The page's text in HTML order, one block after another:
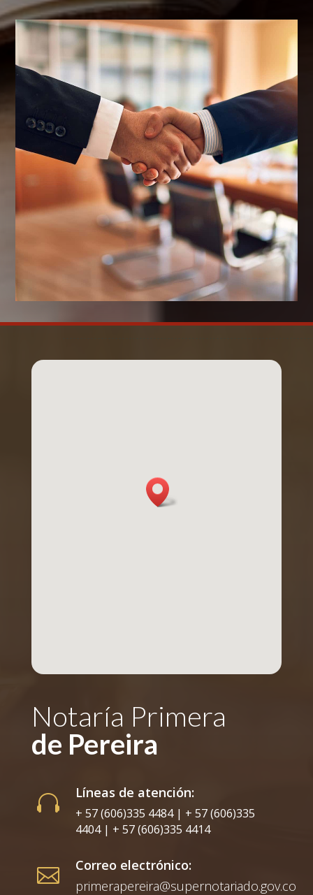
Notaría Primera
de Pereira
 Líneas de atención:
+ 57 (606)335 4484 | + 57 (606)335
4404 | + 57 (606)335 4414

Correo electrónico:
primerapereira@supernotariado.gov.co